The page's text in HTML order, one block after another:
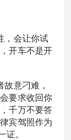
，会让你试
开车不是开
意刁难，
要求收回你
千万不要答
宾驾照作为
证。